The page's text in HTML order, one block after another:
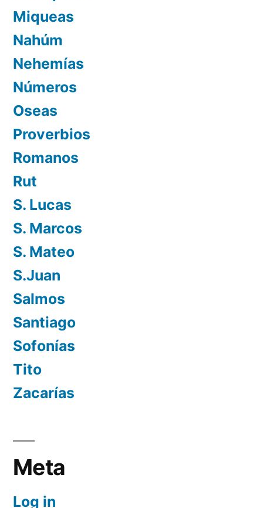
Miqueas
Nahúm
Nehemías
Números
Oseas
Proverbios
Romanos
Rut
S. Lucas
S. Marcos
S. Mateo
S.Juan
Salmos
Santiago
Sofonías
Tito
Zacarías
Meta
Log in